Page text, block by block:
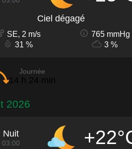
Ciel dégagé
SE, 2 m/s
765 mmHg
31 %
3 %
Journée
14 h 24 min
2026
Nuit
03:00